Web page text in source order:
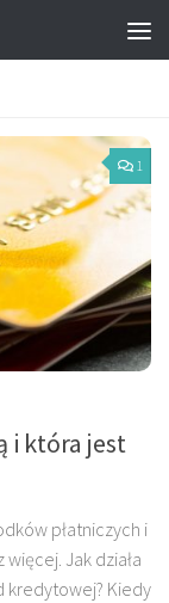
1
i która jest
płatniczych i
Jak działa
kredytowej? Kiedy